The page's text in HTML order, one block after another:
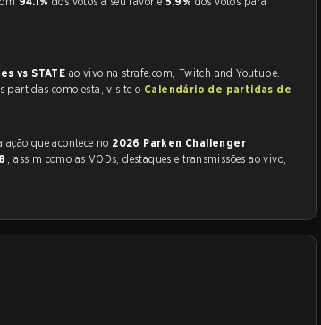
vs STATE ao vivo na strafe.com, Twitch and Youtube.
partidas como esta, visite o Calendário de partidas de
que acontece no 2026 Parken Challenger
, assim como as VODs, destaques e transmissões ao vivo,